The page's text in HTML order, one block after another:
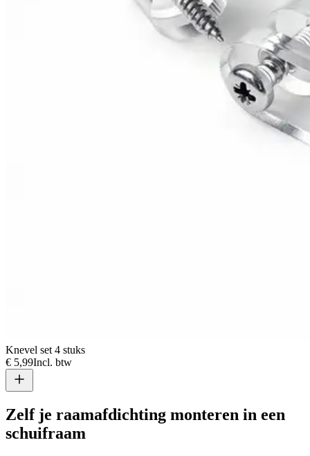
Knevel set 4 stuks
€ 5,99Incl. btw
Zelf je raamafdichting monteren in een
schuifraam